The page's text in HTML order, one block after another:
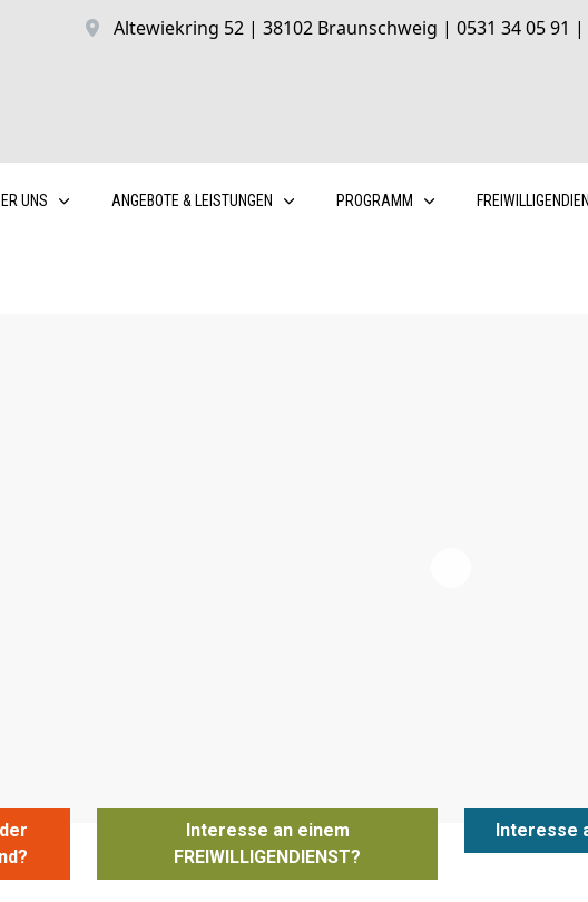
Altewiekring 52 | 38102 Braunschweig | 0531 34 05 91
UNS ANGEBOTE & LEISTUNGEN PROGRAMM
Interesse an einem
FREIWILLIGENDIENST?
Interesse